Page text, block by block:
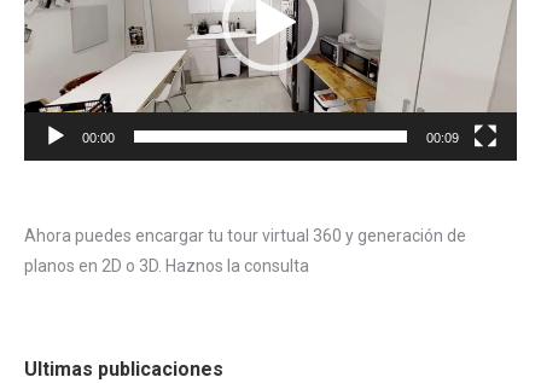
00:00 00:09
Ahora puedes encargar tu tour virtual 360 y generación de
planos en 2D o 3D. Haznos la consulta
Ultimas publicaciones